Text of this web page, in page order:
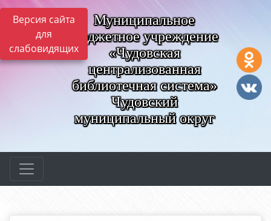
Версия сайта
для
слабовидящих
Муниципальное
бюджетное учреждение
«Чудовская
централизованная
библиотечная система»
Чудовский
муниципальный округ